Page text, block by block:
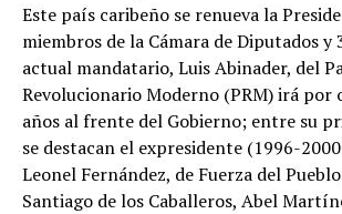
Este país caribeño se renueva la
miembros de la Cámara de Diputados y
actual mandatario, Luis Abinader, del
Revolucionario Moderno (PRM) irá por
años al frente del Gobierno; entre su
se destacan el expresidente (1996-
Leonel Fernández, de Fuerza del
Santiago de los Caballeros, Abel